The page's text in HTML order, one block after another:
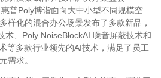
普Poly博诣面向大中小型不同规模空
样化的混合办公场景发布了多款新品，
术、Poly NoiseBlockAI 噪音屏蔽技术和
等多款行业领先的AI技术，满足了员工
需求。